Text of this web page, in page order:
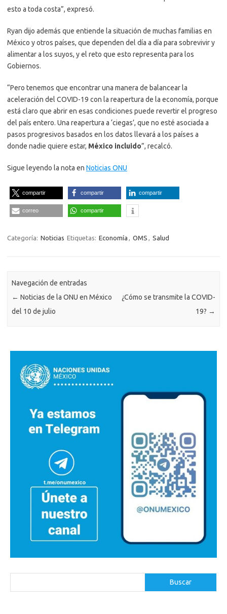
esto a toda costa”, expresó.
Ryan dijo además que entiende la situación de muchas familias en
México y otros países, que dependen del día a día para sobrevivir y
alimentar a los suyos, y el reto que esto representa para los
Gobiernos.
“Pero tenemos que encontrar una manera de balancear la
aceleración del COVID-19 con la reapertura de la economía, porque
está claro que abrir en esas condiciones puede revertir el progreso
del país entero. Una reapertura a ‘ciegas’, que no esté asociada a
pasos progresivos basados en los datos llevará a los países a
donde nadie quiere estar, México incluido”, recalcó.
Sigue leyendo la nota en Noticias ONU
compartir compartir compartir
correo compartir
Categoría: Noticias Etiquetas: Economía OMS Salud
Navegación de entradas
← Noticias de la ONU en México
del 10 de julio
¿Cómo se transmite la COVID-
19? →
Buscar